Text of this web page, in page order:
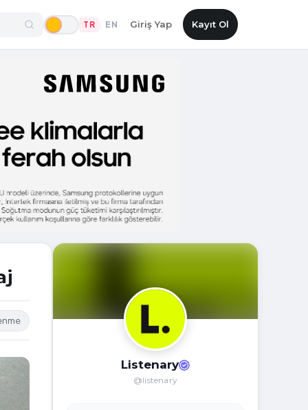
TR EN Giriş Yap Kayıt Ol
Listenary
@listenary